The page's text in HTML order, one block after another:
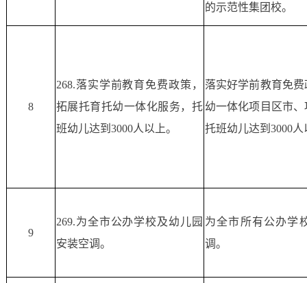
的示范性集团校。
8
268.落实学前教育免费政策，
拓展托育托幼一体化服务，托
班幼儿达到3000人以上。
落实好学前教育免
幼一体化项目区市
托班幼儿达到3000人
9
269.为全市公办学校及幼儿园
安装空调。
为全市所有公办学
调。